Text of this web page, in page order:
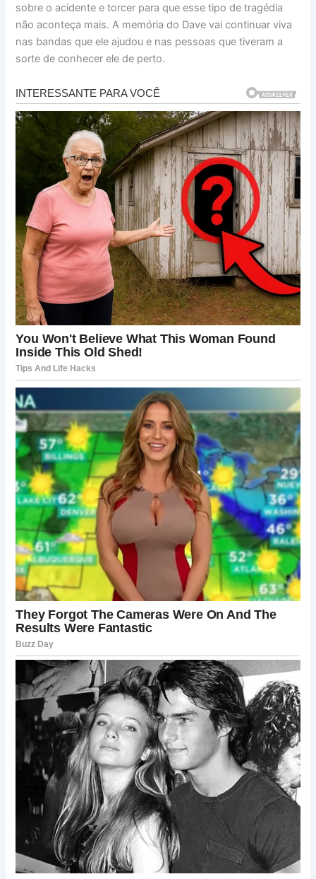
sobre o acidente e torcer para que esse tipo de tragédia
não aconteça mais. A memória do Dave vai continuar viva
nas bandas que ele ajudou e nas pessoas que tiveram a
sorte de conhecer ele de perto.